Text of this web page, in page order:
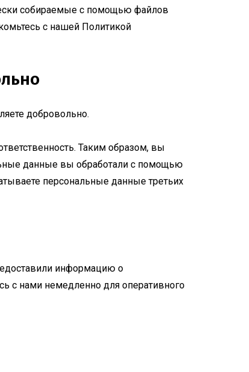
собираемые с помощью файлов
с нашей Политикой
добровольно.
Таким образом, вы
данные вы обработали с помощью
персональные данные третьих
информацию о
с нами немедленно для оперативного